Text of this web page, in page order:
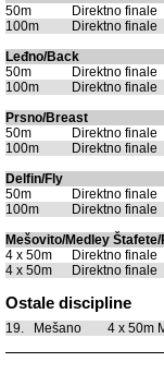
50m
Direktno finale
100m
Direktno finale
Leđno/Back
50m
Direktno finale
100m
Direktno finale
Prsno/Breast
50m
Direktno finale
100m
Direktno finale
Delfin/Fly
50m
Direktno finale
100m
Direktno finale
Mešovito/Medley
4 x 50m
Direktno finale
4 x 50m
Direktno finale
Ostale discipline
19. Mešano 4 x 50m